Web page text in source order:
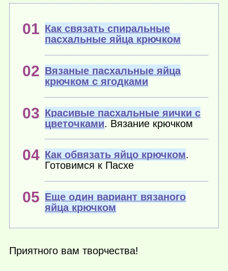
Как связать спиральные
пасхальные яйца крючком
Вязаные пасхальные яйца
крючком с ягодками
Красивые пасхальные яички с
цветочками. Вязание крючком
Как обвязать яйцо крючком.
Готовимся к Пасхе
Еще один вариант вязаного
яйца крючком
Приятного вам творчества!